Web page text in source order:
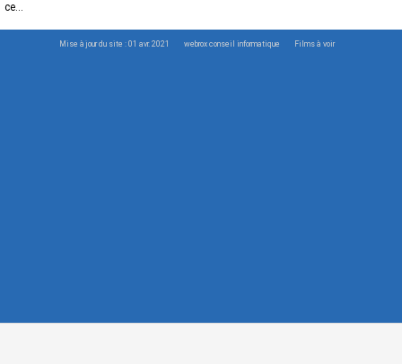
ce...
Mise à jour du site : 01 avr. 2021 webrox conseil informatique Films à voir